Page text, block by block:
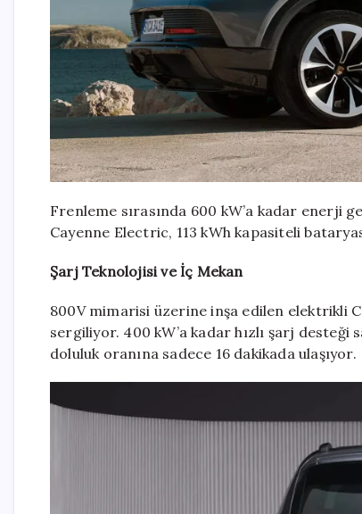
Frenleme sırasında 600 kW’a kadar enerji
Cayenne Electric, 113 kWh kapasiteli
Şarj Teknolojisi ve İç Mekan
800V mimarisi üzerine inşa edilen elektrikli
sergiliyor. 400 kW’a kadar hızlı şarj desteği
doluluk oranına sadece 16 dakikada ulaşıyor.